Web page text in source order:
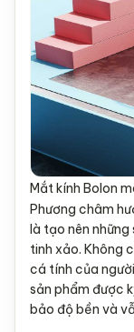
Mắt kính Bolon
Phương châm
là tạo nên
tinh xảo. Không
cá tính của
sản phẩm được
bảo độ bền và